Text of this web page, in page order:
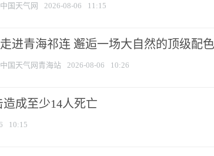
中国天气网 2026-08-06 11:15
走进青海祁连 邂逅一场大自然的顶级配色
中国天气网青海站 2026-08-06 10:26
成至少14人死亡
10:15